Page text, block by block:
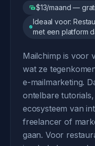
$13/maand —
Ideaal voor:
met een platform
Mailchimp is voor
wat ze
e-mailmarketing.
ontelbare
ecosysteem van
freelancer of
gaan. Voor